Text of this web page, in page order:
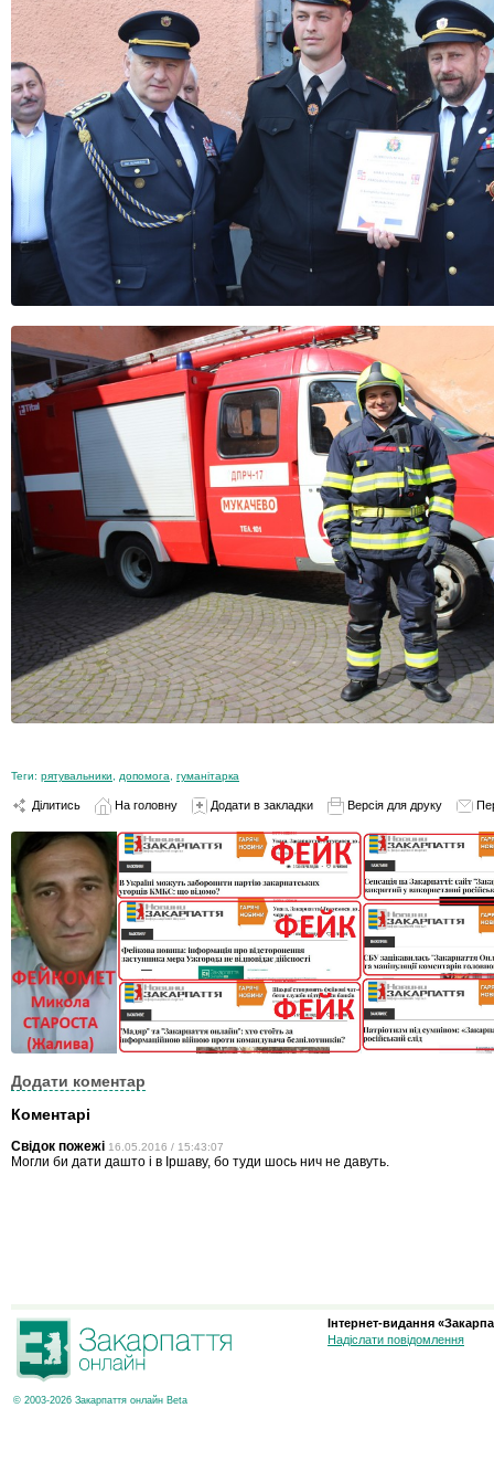
Теги: рятувальники допомога гуманітарка
Ділитись На головну Додати в закладки Версія для друку
Додати коментар
Коментарі
Свідок пожежі 16.05.2016 / 15:43:07
Могли би дати дашто і в Іршаву, бо туди шось нич не давуть.
© 2003-2026 Закарпаття онлайн Beta
Інтернет-видання
Надіслати повідомлення